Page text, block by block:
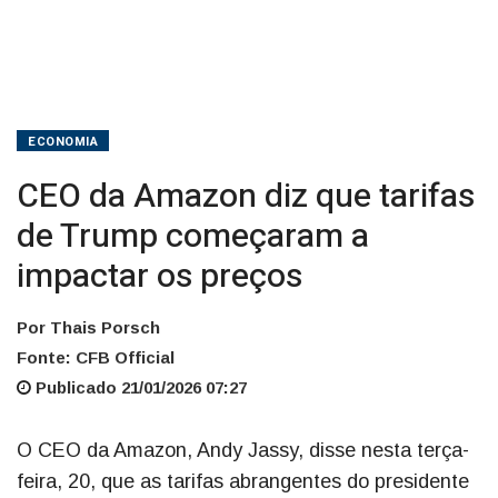
ECONOMIA
CEO da Amazon diz que tarifas
de Trump começaram a
impactar os preços
Por Thais Porsch
Fonte: CFB Official
Publicado 21/01/2026 07:27
O CEO da Amazon, Andy Jassy, disse nesta terça-
feira, 20, que as tarifas abrangentes do presidente